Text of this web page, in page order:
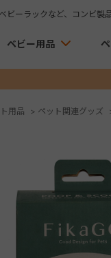
ビーラックなど、コンビ製
ベビー用品
用品 > ペット関連グッズ